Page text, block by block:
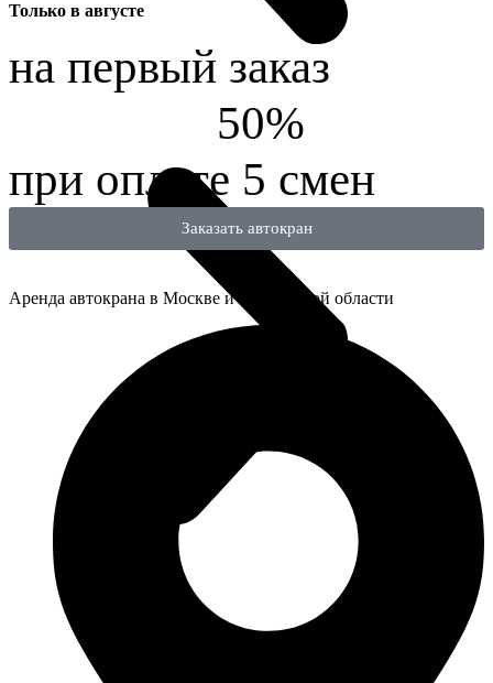
Только в августе
на первый заказ
50%
при оплате 5 смен
Заказать автокран
Аренда автокрана в Москве и Московской области